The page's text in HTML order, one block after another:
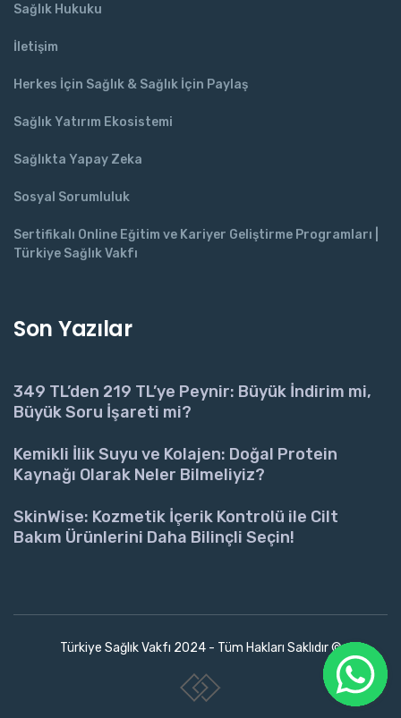
Sağlık Hukuku
İletişim
Herkes İçin Sağlık & Sağlık İçin Paylaş
Sağlık Yatırım Ekosistemi
Sağlıkta Yapay Zeka
Sosyal Sorumluluk
Sertifikalı Online Eğitim ve Kariyer Geliştirme Programları |
Türkiye Sağlık Vakfı
Son Yazılar
349 TL’den 219 TL’ye Peynir: Büyük İndirim mi,
Büyük Soru İşareti mi?
Kemikli İlik Suyu ve Kolajen: Doğal Protein
Kaynağı Olarak Neler Bilmeliyiz?
SkinWise: Kozmetik İçerik Kontrolü ile Cilt
Bakım Ürünlerini Daha Bilinçli Seçin!
Türkiye Sağlık Vakfı 2024 - Tüm Hakları Saklıdır ©
www.collectivepeople.com.tr